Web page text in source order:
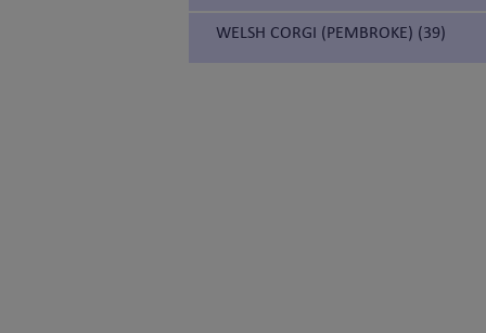
WELSH CORGI (PEMBROKE) (39)